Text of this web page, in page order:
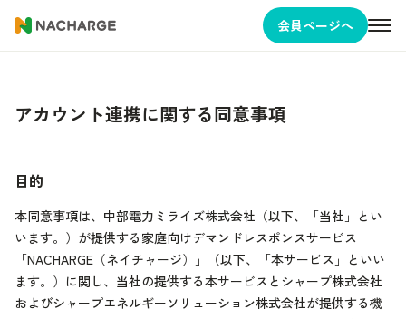
会員ページへ
アカウント連携に関する同意事項
目的
本同意事項は、中部電力ミライズ株式会社（以下、「当社」とい
います。）が提供する家庭向けデマンドレスポンスサービス
「NACHARGE（ネイチャージ）」（以下、「本サービス」といい
ます。）に関し、当社の提供する本サービスとシャープ株式会社
およびシャープエネルギーソリューション株式会社が提供する機